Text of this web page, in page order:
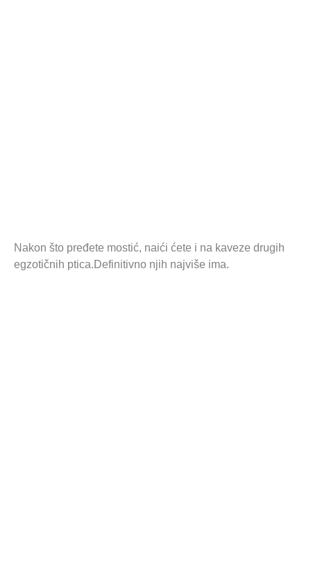
Nakon što pređete mostić, naići ćete i na kaveze drugih
egzotičnih ptica.Definitivno njih najviše ima.